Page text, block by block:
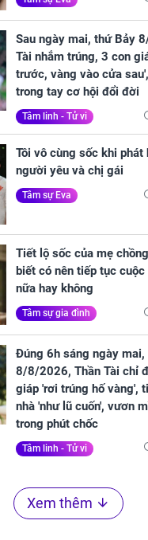
Sau ngày mai, thứ Bảy
Tài nhắm trúng, 3 con
trước, vàng vào cửa
trong tay cơ hội đổi đời
Tâm linh - Tử vi
Tôi vô cùng sốc khi phát
người yêu và chị gái
Tâm sự Eva
Tiết lộ sốc của mẹ
biết có nên tiếp tục cuộc
nữa hay không
Tâm sự gia đình
Đúng 6h sáng ngày mai,
8/8/2026, Thần Tài chỉ
giáp 'rơi trúng hố vàng',
nhà 'như lũ cuốn', vươn
trong phút chốc
Tâm linh - Tử vi
Xem thêm